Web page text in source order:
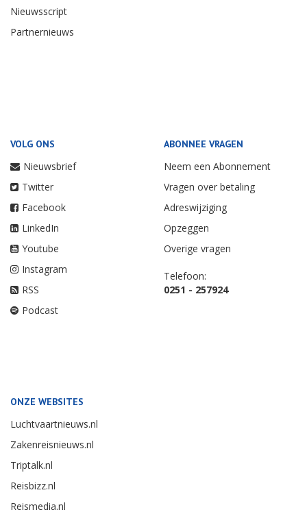
Nieuwsscript
Partnernieuws
VOLG ONS
Nieuwsbrief
Twitter
Facebook
LinkedIn
Youtube
Instagram
RSS
Podcast
ABONNEE VRAGEN
Neem een Abonnement
Vragen over betaling
Adreswijziging
Opzeggen
Overige vragen
Telefoon:
0251 - 257924
ONZE WEBSITES
Luchtvaartnieuws.nl
Zakenreisnieuws.nl
Triptalk.nl
Reisbizz.nl
Reismedia.nl